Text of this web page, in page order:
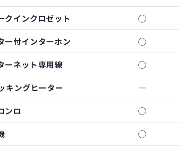
クインクロゼット
◯
ー付インターホン
◯
ーネット専用線
◯
キングヒーター
―
ンロ
◯
◯